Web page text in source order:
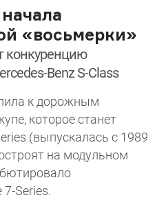
«восьмерки»
конкуренцию
Benz S-Class
к дорожным
которое станет
(выпускалась с 1989
на модульном
Series.